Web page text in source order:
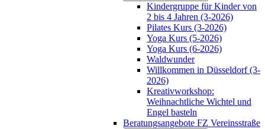
Kindergruppe für Kinder von
2 bis 4 Jahren (3-2026)
Pilates Kurs (3-2026)
Yoga Kurs (5-2026)
Yoga Kurs (6-2026)
Waldwunder
Willkommen in Düsseldorf (3-
2026)
Kreativworkshop:
Weihnachtliche Wichtel und
Engel basteln
Beratungsangebote FZ Vereinsstraße